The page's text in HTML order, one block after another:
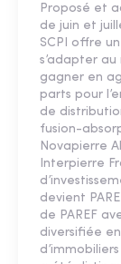
Proposé et
de juin et
SCPI offre
s’adapter
gagner en
parts pour
de
fusion-
Novapierre
Interpierre
devient
de PAREF
diversifiée